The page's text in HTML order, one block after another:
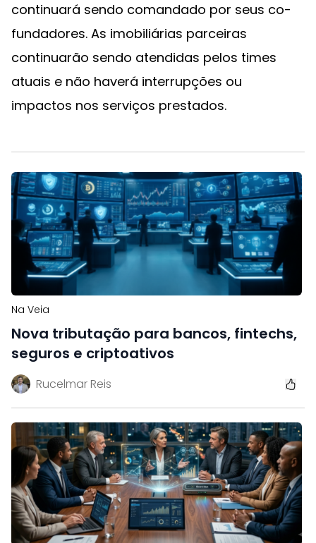
continuará sendo comandado por seus co-
fundadores. As imobiliárias parceiras
continuarão sendo atendidas pelos times
atuais e não haverá interrupções ou
impactos nos serviços prestados.
Na Veia
Nova tributação para bancos, fintechs,
seguros e criptoativos
Rucelmar Reis